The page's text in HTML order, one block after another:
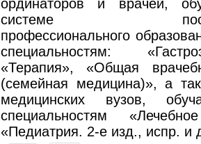
ординаторов и врачей,
системе
профессионального
специальностям:
«Терапия», «Общая
(семейная медицина)», а
медицинских вузов,
специальностям
«Педиатрия. 2-е изд., испр. и